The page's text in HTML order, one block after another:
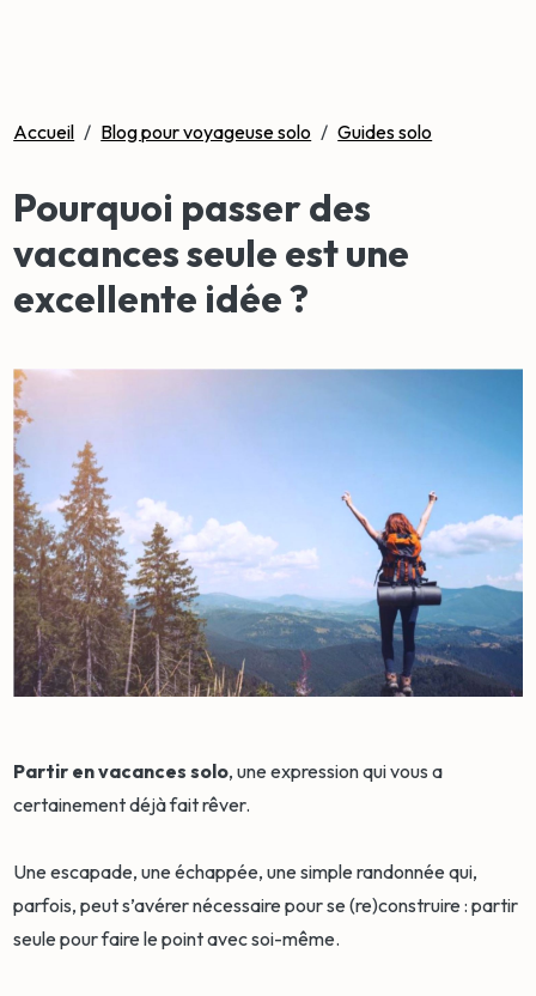
Accueil / Blog pour voyageuse solo / Guides solo
Pourquoi passer des
vacances seule est une
excellente idée ?
Partir en vacances solo, une expression qui vous a
certainement déjà fait rêver.
Une escapade, une échappée, une simple randonnée qui,
parfois, peut s’avérer nécessaire pour se (re)construire : partir
seule pour faire le point avec soi-même.